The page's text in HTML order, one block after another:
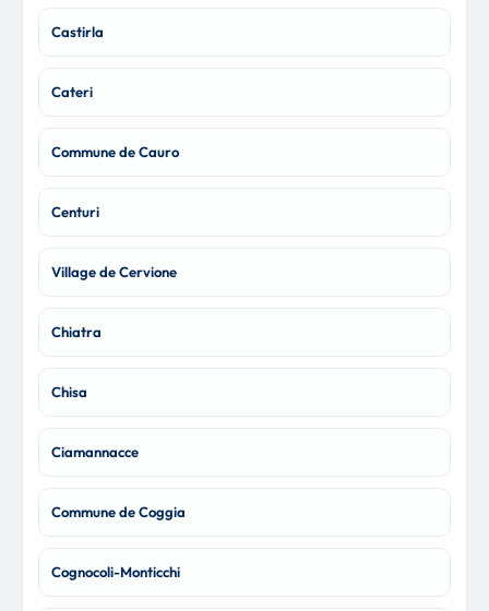
Castirla
Cateri
Commune de Cauro
Centuri
Village de Cervione
Chiatra
Chisa
Ciamannacce
Commune de Coggia
Cognocoli-Monticchi